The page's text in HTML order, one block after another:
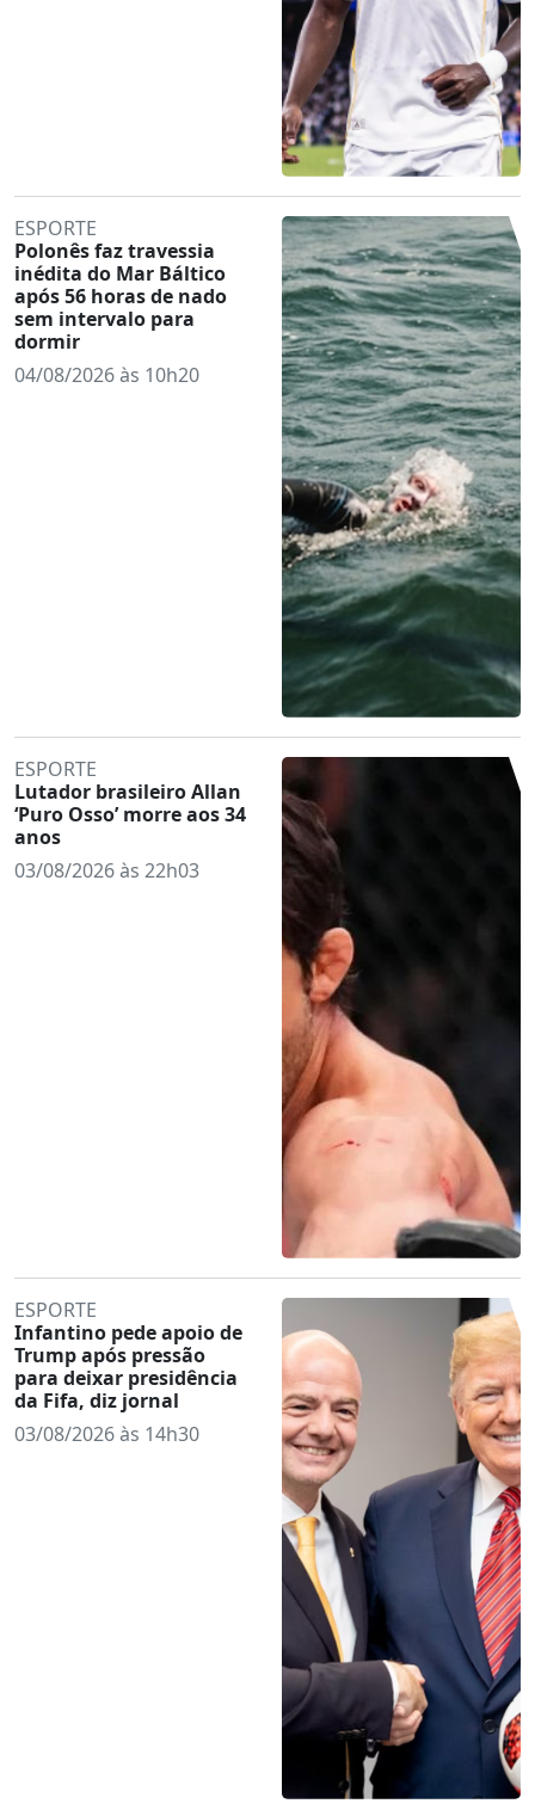
ESPORTE
Polonês faz travessia
inédita do Mar Báltico
após 56 horas de nado
sem intervalo para
dormir
04/08/2026 às 10h20
ESPORTE
Lutador brasileiro Allan
‘Puro Osso’ morre aos 34
anos
03/08/2026 às 22h03
ESPORTE
Infantino pede apoio de
Trump após pressão
para deixar presidência
da Fifa, diz jornal
03/08/2026 às 14h30